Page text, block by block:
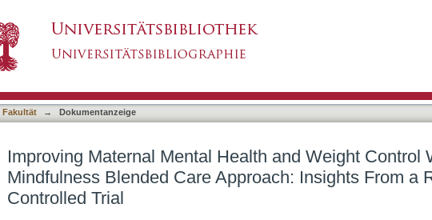
Health and Weight Control With a Mindfulness
Controlled Trial
Fakultät → Dokumentanzeige
Improving Maternal Mental Health and Weight Control
Mindfulness Blended Care Approach: Insights From a
Controlled Trial